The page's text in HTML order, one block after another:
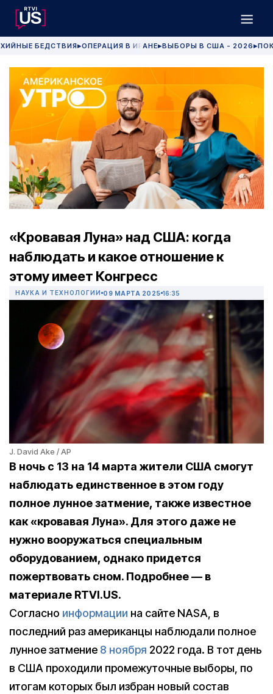
БЕДСТВИЯ▶ОПЕРАЦИЯ В ИРАНЕ▶ВЫБОРЫ В США - 2026 ▶
«Кровавая Луна» над США: когда
наблюдать и какое отношение к
этому имеет Конгресс
НАУКА И ТЕХНОЛОГИИ 09 МАРТА 2025 16:35
J. David Ake / AP
В ночь с 13 на 14 марта жители США смогут
наблюдать единственное в этом году
полное лунное затмение, также известное
как «кровавая Луна». Для этого даже не
нужно вооружаться специальным
оборудованием, однако придется
пожертвовать сном. Подробнее — в
материале RTVI.US.
Согласно информации на сайте NASA, в
последний раз американцы наблюдали полное
лунное затмение 8 ноября 2022 года. В тот день
в США проходили промежуточные выборы, по
итогам которых был избран новый состав